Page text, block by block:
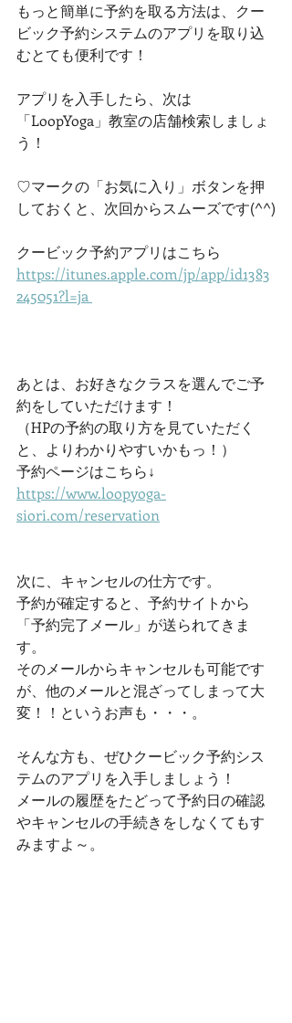
もっと簡単に予約を取る方法は、クー
ビック予約システムのアプリ を取り込
むとても便利です！
アプリを入手したら、次は
「LoopYoga」教室の店舗検索しましょ
う！
♡マークの「お気に入り」ボタンを押
しておくと、次回からスムーズです(^^)
クービック予約アプリはこちら
https://itunes.apple.com/jp/app/id1383
245051?l=ja
あとは、お好きなクラスを選んでご予
約をしていただけます！
（HPの予約の取り方を見ていただく
と、よりわかりやすいかもっ！）
予約ページはこちら↓
https://www.loopyoga-
siori.com/reservation
次に、キャンセルの仕方です。
予約が確定すると、予約サイトから
「予約完了メール」が送られてきま
す。
そのメールからキャンセルも可能です
が、他のメールと混ざってしまって大
変！！というお声も・・・。
そんな方も、ぜひクービック予約シス
テムのアプリを入手しましょう！
メールの履歴をたどって予約日の確認
やキャンセルの手続きをしなくてもす
みますよ～。